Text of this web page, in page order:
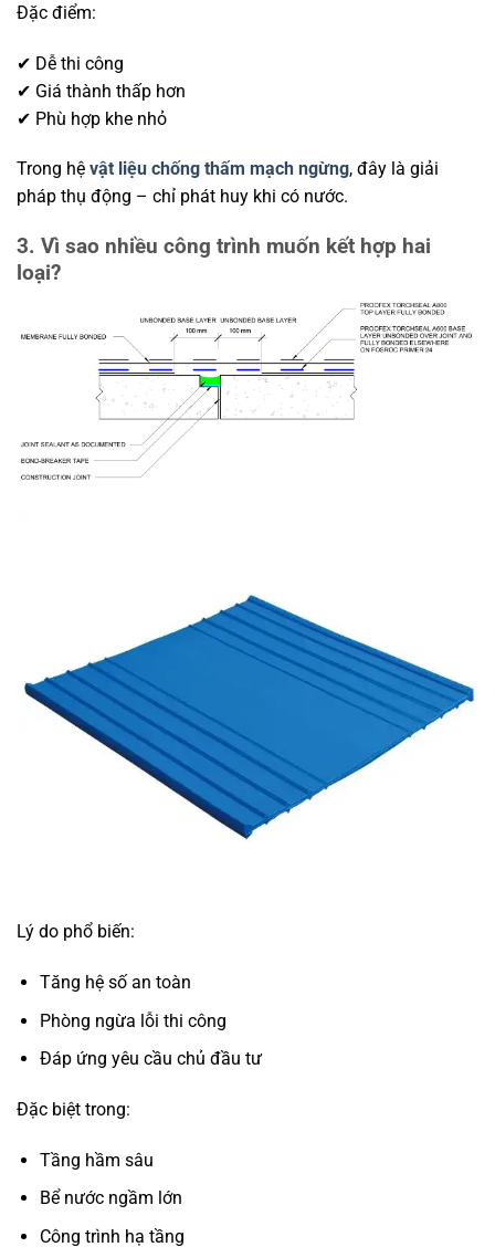
Đặc điểm:
✔ Dễ thi công
✔ Giá thành thấp hơn
✔ Phù hợp khe nhỏ
Trong hệ vật liệu chống thấm mạch ngừng, đây là giải
pháp thụ động – chỉ phát huy khi có nước.
3. Vì sao nhiều công trình muốn kết hợp hai
loại?
Lý do phổ biến:
Tăng hệ số an toàn
Phòng ngừa lỗi thi công
Đáp ứng yêu cầu chủ đầu tư
Đặc biệt trong:
Tầng hầm sâu
Bể nước ngầm lớn
Công trình hạ tầng